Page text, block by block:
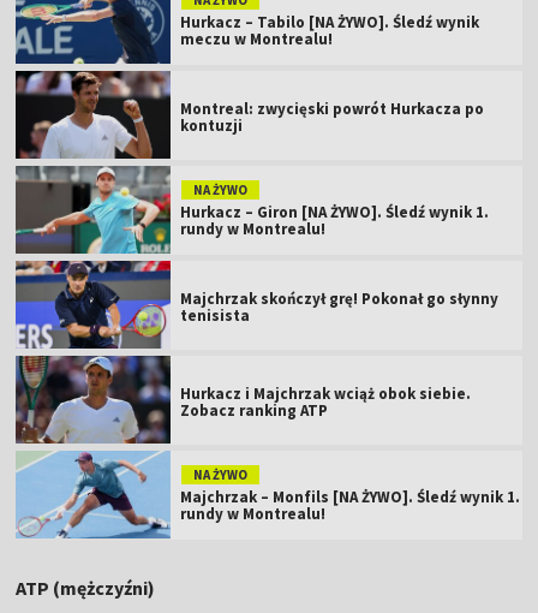
Hurkacz – Tabilo [NA ŻYWO]. Śledź wynik
meczu w Montrealu!
Montreal: zwycięski powrót Hurkacza po
kontuzji
NA ŻYWO
Hurkacz – Giron [NA ŻYWO]. Śledź wynik 1.
rundy w Montrealu!
Majchrzak skończył grę! Pokonał go słynny
tenisista
Hurkacz i Majchrzak wciąż obok siebie.
Zobacz ranking ATP
NA ŻYWO
Majchrzak – Monfils [NA ŻYWO]. Śledź wynik 1.
rundy w Montrealu!
ATP (mężczyźni)